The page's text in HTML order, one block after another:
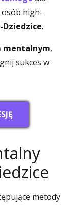
high-
Dziedzice.
mentalnym,
sukces w
metody